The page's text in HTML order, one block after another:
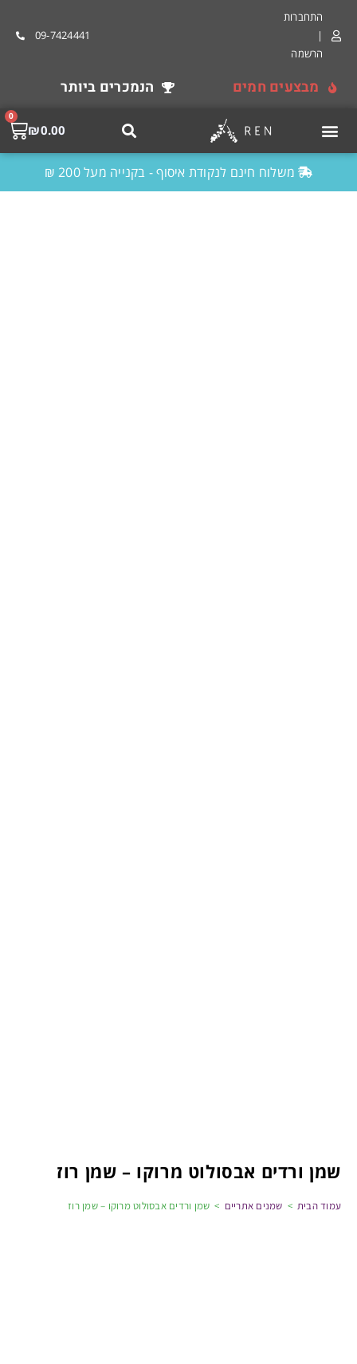
התחברות
|
הרשמה
מבצעים חמים הנמכרים ביותר
09-7424441
₪0.00
0
משלוח חינם לנקודת איסוף - בקנייה מעל 200 ₪
שמן ורדים אבסולוט מרוקו – שמן רוז
עמוד הבית > שמנים אתריים > שמן ורדים אבסולוט מרוקו – שמן רוז